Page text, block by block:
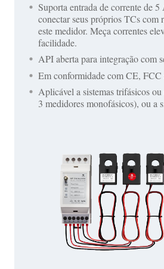
Suporta entrada de corrente de
conectar seus próprios TCs com
este medidor. Meça correntes
facilidade.
API aberta para integração com
Em conformidade com CE, FCC
Aplicável a sistemas trifásicos
3 medidores monofásicos), ou a